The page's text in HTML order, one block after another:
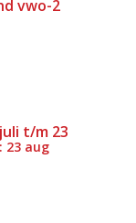
vwo-2
t/m 23
23 aug